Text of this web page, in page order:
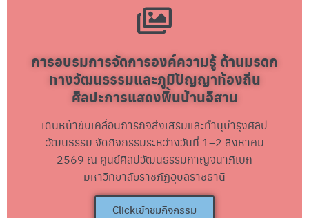
การอบรมการจัดการองค์ความรู้ ด้านมรดก
ทางวัฒนธรรมและภูมิปัญญาท้องถิ่น
ศิลปะการแสดงพื้นบ้านอีสาน
เดินหน้าขับเคลื่อนภารกิจส่งเสริมและทำนุบำรุงศิลป
วัฒนธรรม จัดกิจกรรมระหว่างวันที่ 1–2 สิงหาคม
2569 ณ ศูนย์ศิลปวัฒนธรรมกาญจนาภิเษก
มหาวิทยาลัยราชภัฏอุบลราชธานี
Clickเข้าชมกิจกรรม